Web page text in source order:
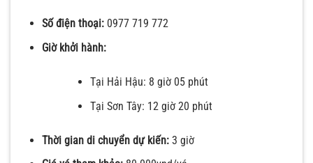
Số điện thoại:0977 719 772
Giờ khởi hành:
Tại Hải Hậu: 8 giờ 05 phút
Tại Sơn Tây: 12 giờ 20 phút
Thời gian di chuyển dự kiến:3 giờ